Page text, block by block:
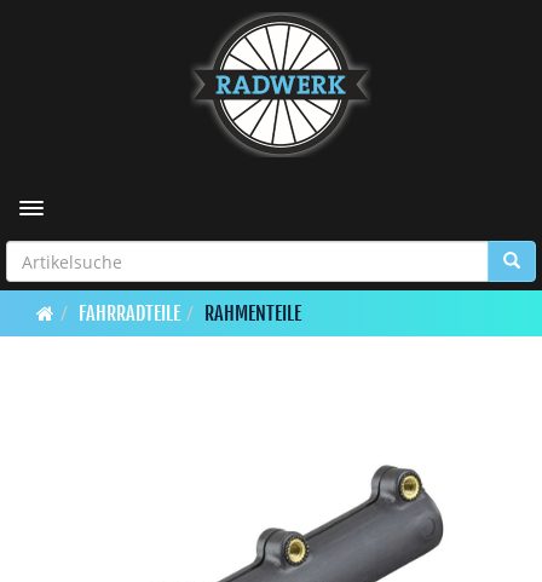
Toggle navigation
FAHRRADTEILE RAHMENTEILE